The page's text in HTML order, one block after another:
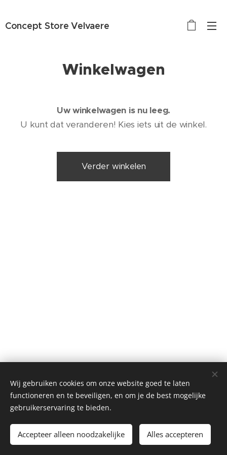
Concept Store Velvaere
Winkelwagen
Uw winkelwagen is nu leeg.
U kunt dat veranderen! Kies iets uit de winkel.
Verder winkelen
VELVAERE Concept Store, Gemeenteplein 2 te 2820
Cookies
Wij gebruiken cookies om onze website goed te laten
functioneren en te beveiligen, en om je de best mogelijke
gebruikerservaring te bieden.
Accepteer alleen noodzakelijke Alles accepteren